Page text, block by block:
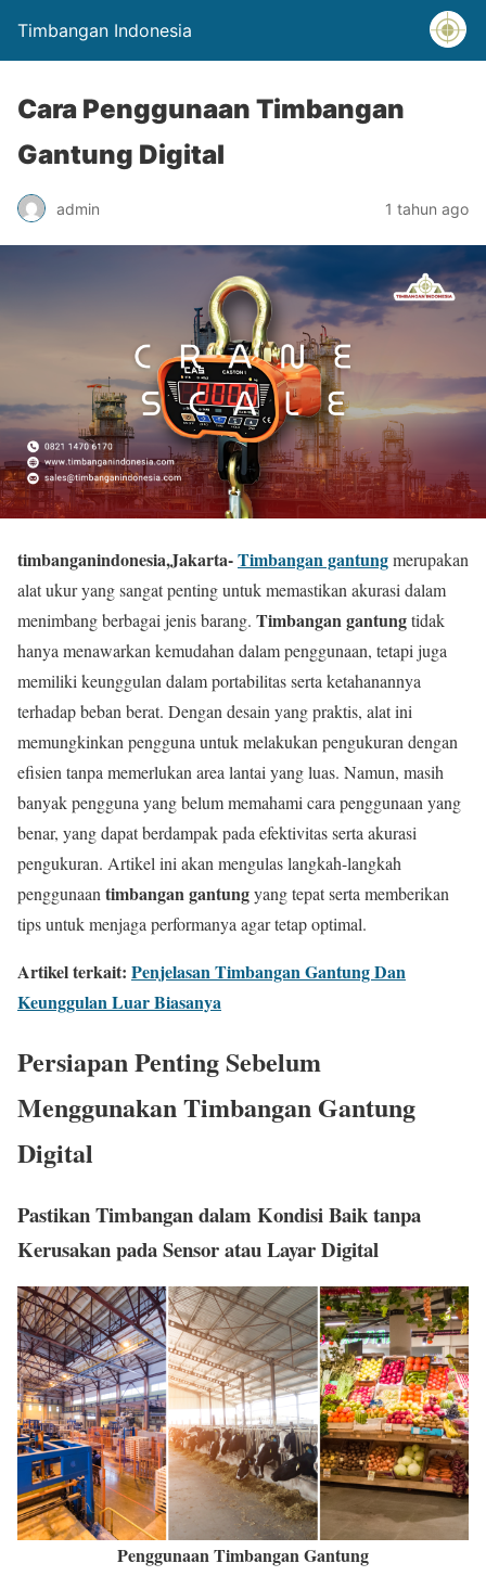
Timbangan Indonesia
Cara Penggunaan Timbangan
Gantung Digital
admin 1 tahun ago
timbanganindonesia,Jakarta-Timbangan gantungmerupakan
alat ukur yang sangat penting untuk memastikan akurasi dalam
menimbang berbagai jenis barang. Timbangan gantungtidak
hanya menawarkan kemudahan dalam penggunaan, tetapi juga
memiliki keunggulan dalam portabilitas serta ketahanannya
terhadap beban berat. Dengan desain yang praktis, alat ini
memungkinkan pengguna untuk melakukan pengukuran dengan
efisien tanpa memerlukan area lantai yang luas. Namun, masih
banyak pengguna yang belum memahami cara penggunaan yang
benar, yang dapat berdampak pada efektivitas serta akurasi
pengukuran. Artikel ini akan mengulas langkah-langkah
penggunaan timbangan gantungyang tepat serta memberikan
tips untuk menjaga performanya agar tetap optimal.
Artikel terkait: Penjelasan Timbangan Gantung Dan
Keunggulan Luar Biasanya
Persiapan Penting Sebelum
Menggunakan Timbangan Gantung
Digital
Pastikan Timbangan dalam Kondisi Baik tanpa
Kerusakan pada Sensor atau Layar Digital
Penggunaan Timbangan Gantung